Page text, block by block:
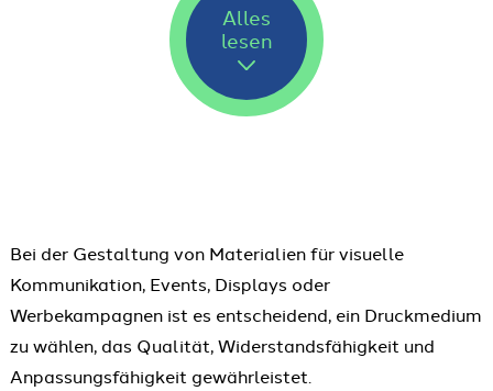
Alles
lesen
Bei der Gestaltung von Materialien für visuelle
Kommunikation, Events, Displays oder
Werbekampagnen ist es entscheidend, ein Druckmedium
zu wählen, das Qualität, Widerstandsfähigkeit und
Anpassungsfähigkeit gewährleistet.